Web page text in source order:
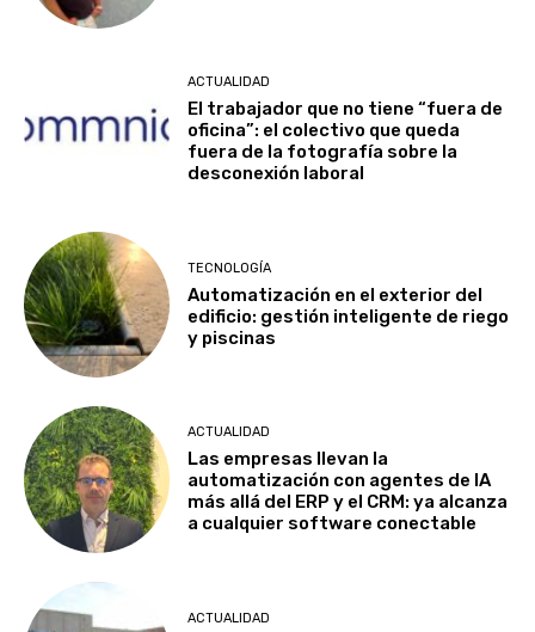
ACTUALIDAD
El trabajador que no tiene “fuera de
oficina”: el colectivo que queda
fuera de la fotografía sobre la
desconexión laboral
TECNOLOGÍA
Automatización en el exterior del
edificio: gestión inteligente de riego
y piscinas
ACTUALIDAD
Las empresas llevan la
automatización con agentes de IA
más allá del ERP y el CRM: ya alcanza
a cualquier software conectable
ACTUALIDAD